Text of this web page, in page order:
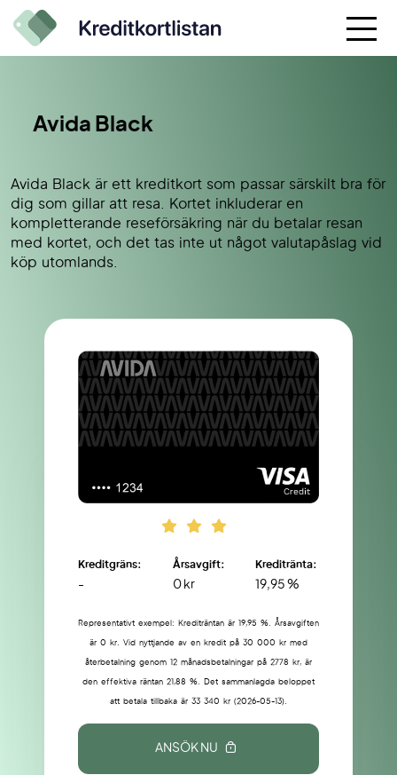
Avida Black
Avida Black är ett kreditkort som passar särskilt bra för
dig som gillar att resa. Kortet inkluderar en
kompletterande reseförsäkring när du betalar resan
med kortet, och det tas inte ut något valutapåslag vid
köp utomlands.
Kreditgräns:
-
Årsavgift:
0 kr
Kreditränta:
19,95 %
Representativt exempel: Krediträntan är 19,95 %. Årsavgiften
är 0 kr. Vid nyttjande av en kredit på 30 000 kr med
återbetalning genom 12 månadsbetalningar på 2778 kr, är
den effektiva räntan 21,88 %. Det sammanlagda beloppet
att betala tillbaka är 33 340 kr (2026-05-13).
ANSÖK NU